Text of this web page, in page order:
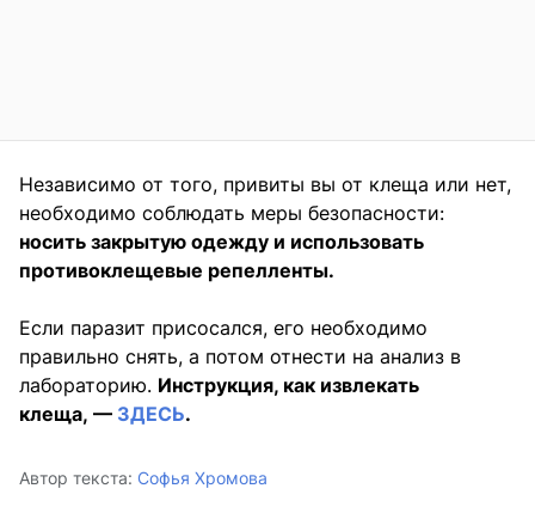
Независимо от того, привиты вы от клеща или нет,
необходимо соблюдать меры безопасности:
носить закрытую одежду и использовать
противоклещевые репелленты.
Если паразит присосался, его необходимо
правильно снять, а потом отнести на анализ в
лабораторию. Инструкция, как извлекать
клеща, — ЗДЕСЬ.
Автор текста: Софья Хромова